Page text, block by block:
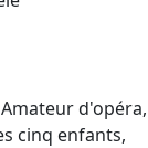
d'opéra,
cinq enfants,